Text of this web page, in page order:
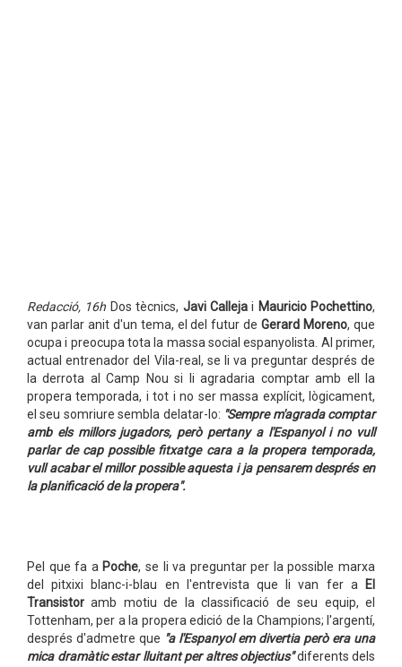
Redacció, 16h Dos tècnics, Javi Callejai Mauricio Pochettino,
van parlar anit d'un tema, el del futur deGerard Moreno, que
ocupa i preocupa tota la massa social espanyolista. Al primer,
actual entrenador del Vila-real, se li va preguntar després de
la derrota al Camp Nou si li agradaria comptar amb ell la
propera temporada, i tot i no ser massa explícit, lògicament,
el seu somriure sembla delatar-lo: "Sempre m'agrada comptar
amb els millors jugadors, però pertany a l'Espanyol i no vull
parlar de cap possible fitxatge cara a la propera temporada,
vull acabar el millor possible aquesta i ja pensarem després en
la planificació de la propera".
Pel que fa a Poche, se li va preguntar per la possible marxa
del pitxixi blanc-i-blau en l'entrevista que li van fer a
El
Transistor amb motiu de la classificació de seu equip, el
Tottenham, per a la propera edició de la Champions; l'argentí,
després d'admetre que "a l'Espanyol em divertia però era una
mica dramàtic estar lluitant per altres objectius"diferents dels